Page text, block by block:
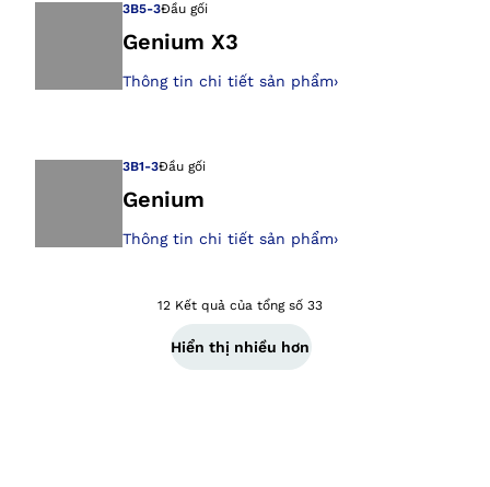
3B5-3Đầu gối
Genium X3
Thông tin chi tiết sản phẩm›
3B1-3Đầu gối
Genium
Thông tin chi tiết sản phẩm›
12 Kết quả của tổng số 33
Hiển thị nhiều hơn